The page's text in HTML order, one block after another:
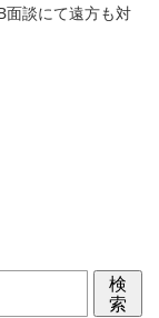
談にて遠方も対
検
索